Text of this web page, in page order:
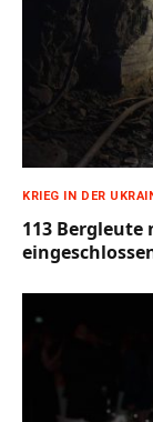
KRIEG IN DER
113